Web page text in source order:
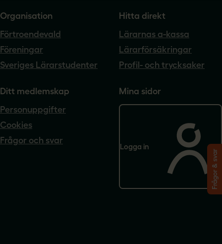
Organisation
Förtroendevald
Föreningar
Sveriges Lärarstudenter
Hitta direkt
Lärarnas a-kassa
Lärarförsäkringar
Profil- och trycksaker
Ditt medlemskap
Personuppgifter
Cookies
Frågor och svar
Mina sidor
Logga in
Frågor & svar